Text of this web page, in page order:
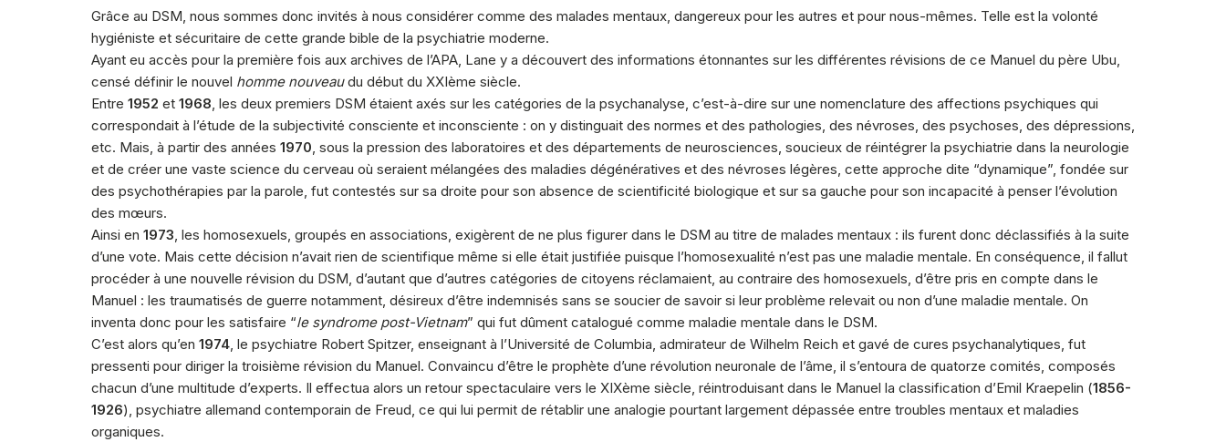
Grâce au DSM, nous sommes donc invités à nous considérer comme des malades mentaux, dangereux pour les autres et pour nous-mêmes. Telle est la volonté
hygiéniste et sécuritaire de cette grande bible de la psychiatrie moderne.
Ayant eu accès pour la première fois aux archives de l’APA, Lane y a découvert des informations étonnantes sur les différentes révisions de ce Manuel du père Ubu,
censé définir le nouvel homme nouveaudu début du XXIème siècle.
Entre 1952 et 1968, les deux premiers DSM étaient axés sur les catégories de la psychanalyse, c’est-à-dire sur une nomenclature des affections psychiques qui
correspondait à l’étude de la subjectivité consciente et inconsciente : on y distinguait des normes et des pathologies, des névroses, des psychoses, des dépressions,
etc. Mais, à partir des années 1970, sous la pression des laboratoires et des départements de neurosciences, soucieux de réintégrer la psychiatrie dans la neurologie
et de créer une vaste science du cerveau où seraient mélangées des maladies dégénératives et des névroses légères, cette approche dite “dynamique”, fondée sur
des psychothérapies par la parole, fut contestés sur sa droite pour son absence de scientificité biologique et sur sa gauche pour son incapacité à penser l’évolution
des mœurs.
Ainsi en 1973, les homosexuels, groupés en associations, exigèrent de ne plus figurer dans le DSM au titre de malades mentaux : ils furent donc déclassifiés à la suite
d’une vote. Mais cette décision n’avait rien de scientifique même si elle était justifiée puisque l’homosexualité n’est pas une maladie mentale. En conséquence, il fallut
procéder à une nouvelle révision du DSM, d’autant que d’autres catégories de citoyens réclamaient, au contraire des homosexuels, d’être pris en compte dans le
Manuel : les traumatisés de guerre notamment, désireux d’être indemnisés sans se soucier de savoir si leur problème relevait ou non d’une maladie mentale. On
inventa donc pour les satisfaire “le syndrome post-Vietnam” qui fut dûment catalogué comme maladie mentale dans le DSM.
C’est alors qu’en 1974, le psychiatre Robert Spitzer, enseignant à l’Université de Columbia, admirateur de Wilhelm Reich et gavé de cures psychanalytiques, fut
pressenti pour diriger la troisième révision du Manuel. Convaincu d’être le prophète d’une révolution neuronale de l’âme, il s’entoura de quatorze comités, composés
chacun d’une multitude d’experts. Il effectua alors un retour spectaculaire vers le XIXème siècle, réintroduisant dans le Manuel la classification d’Emil Kraepelin (1856-
1926), psychiatre allemand contemporain de Freud, ce qui lui permit de rétablir une analogie pourtant largement dépassée entre troubles mentaux et maladies
organiques.